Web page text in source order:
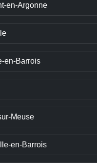
en-Argonne
en-Barrois
Meuse
en-Barrois